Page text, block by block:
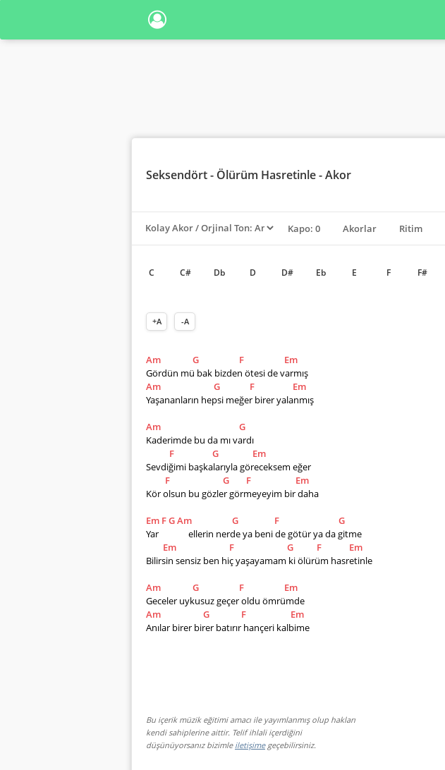
Seksendört- Ölürüm Hasretinle - Akor
Kapo: 0 Akorlar Ritim
C C# Db D D# Eb E F F#
+A -A
Am G F
Em
Gördün mü bak bizden ötesi de varmış
Am
G F
Em
Yaşananların hepsi meğer birer yalanmış
Am
G
Kaderimde bu da mı vardı
F
G
Em
Sevdiğimi başkalarıyla göreceksem eğer
F
G F
Em
Kör olsun bu gözler görmeyeyim bir daha
Em FGAm G F
G
Yar              ellerin nerde ya beni de götür ya da gitme
Em
F G F
Em
Bilirsin sensiz ben hiç yaşayamam ki ölürüm hasretinle
Am G F
Em
Geceler uykusuz geçer oldu ömrümde
Am
G F
Em
Anılar birer birer batırır hançeri kalbime
Bu içerik müzik eğitimi amacı ile yayımlanmış olup hakları
kendi sahiplerine aittir. Telif ihlali içerdiğini
düşünüyorsanız bizimle iletişimegeçebilirsiniz.